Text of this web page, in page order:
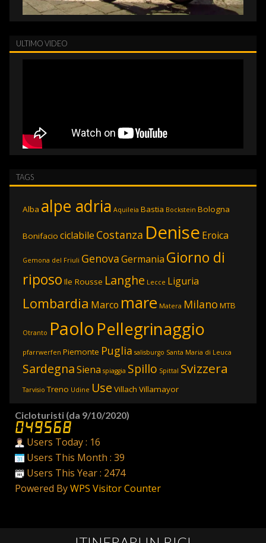
ULTIMO VIDEO
TAGS
Alba alpe adria Aquileia Bastia Bockstein Bologna
Bonifacio ciclabile Costanza Denise Eroica
Gemona del Friuli GenovaGermania Giorno di
riposo Ile Rousse Langhe Lecce Liguria
Lombardia Marco mare Matera Milano MTB
Otranto Paolo Pellegrinaggio
pfarrwerfen Piemonte Puglia salisburgo Santa Maria di Leuca
SardegnaSiena spiaggia Spillo Spittal Svizzera
Tarvisio Treno Udine Use Villach Villamayor
Cicloturisti (da 9/10/2020)
Users Today : 16
Users This Month : 39
Users This Year : 2474
Powered ByWPS Visitor Counter